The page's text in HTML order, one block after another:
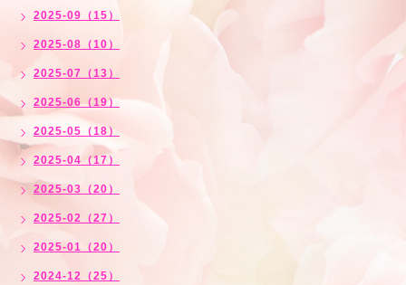
2025-09（15）
2025-08（10）
2025-07（13）
2025-06（19）
2025-05（18）
2025-04（17）
2025-03（20）
2025-02（27）
2025-01（20）
2024-12（25）